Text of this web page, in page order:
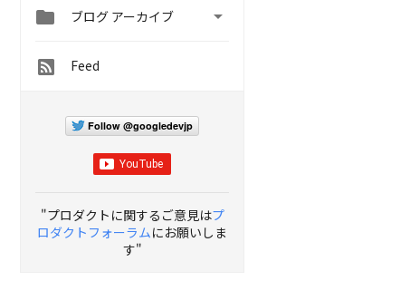
 ブログ アーカイブ 
Feed
Follow @googledevjp
"プロダクトに関するご意見はプ
ロダクトフォーラムにお願いしま
す"